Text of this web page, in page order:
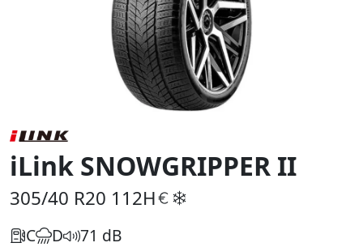
iLink SNOWGRIPPER II
305/40 R20 112H
C D 71 dB